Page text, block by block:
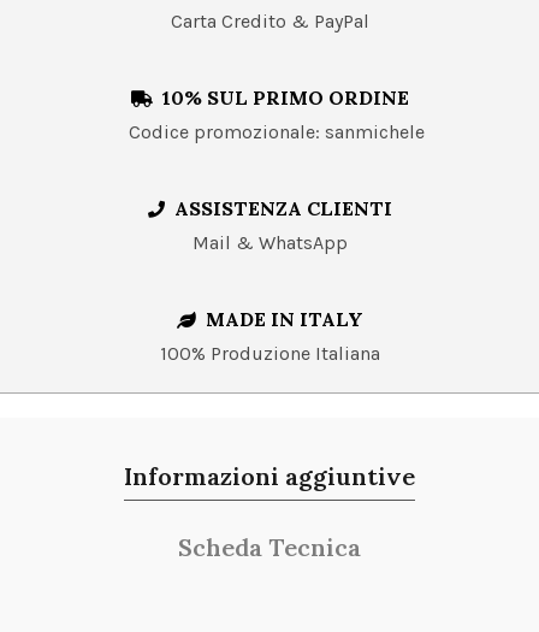
Carta Credito & PayPal
10% SUL PRIMO ORDINE
Codice promozionale: sanmichele
ASSISTENZA CLIENTI
Mail & WhatsApp
MADE IN ITALY
100% Produzione Italiana
Informazioni aggiuntive
Scheda Tecnica